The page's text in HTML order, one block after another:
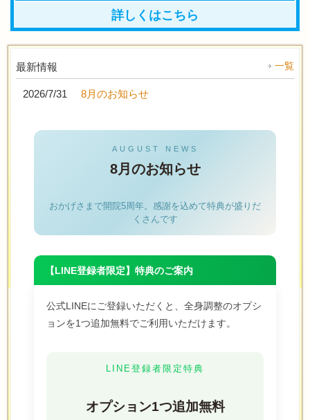
詳しくはこちら
最新情報 一覧
2026/7/31 8月のお知らせ
AUGUST NEWS
8月のお知らせ
おかげさまで開院5周年。感謝を込めて特典が盛りだ
くさんです
【LINE登録者限定】特典のご案内
公式LINEにご登録いただくと、全身調整のオプシ
ョンを1つ追加無料でご利用いただけます。
LINE登録者限定特典
オプション1つ追加無料